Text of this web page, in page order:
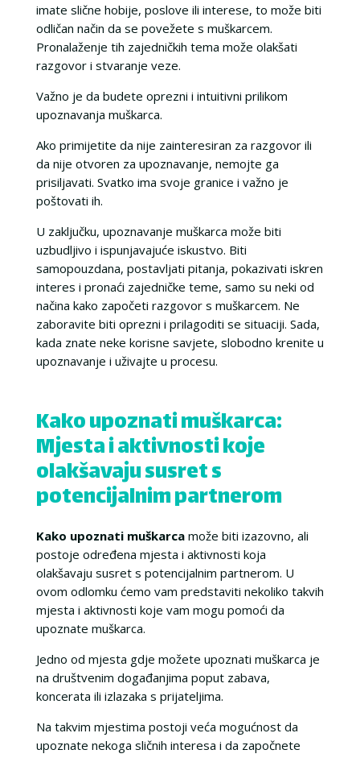
imate slične hobije, poslove ili interese, to može biti
odličan način da se povežete s muškarcem.
Pronalaženje tih zajedničkih tema može olakšati
razgovor i stvaranje veze.
Važno je da budete oprezni i intuitivni prilikom
upoznavanja muškarca.
Ako primijetite da nije zainteresiran za razgovor ili
da nije otvoren za upoznavanje, nemojte ga
prisiljavati. Svatko ima svoje granice i važno je
poštovati ih.
U zaključku, upoznavanje muškarca može biti
uzbudljivo i ispunjavajuće iskustvo. Biti
samopouzdana, postavljati pitanja, pokazivati iskren
interes i pronaći zajedničke teme, samo su neki od
načina kako započeti razgovor s muškarcem. Ne
zaboravite biti oprezni i prilagoditi se situaciji. Sada,
kada znate neke korisne savjete, slobodno krenite u
upoznavanje i uživajte u procesu.
Kako upoznati muškarca:
Mjesta i aktivnosti koje
olakšavaju susret s
potencijalnim partnerom
Kako upoznati muškarcamože biti izazovno, ali
postoje određena mjesta i aktivnosti koja
olakšavaju susret s potencijalnim partnerom. U
ovom odlomku ćemo vam predstaviti nekoliko takvih
mjesta i aktivnosti koje vam mogu pomoći da
upoznate muškarca.
Jedno od mjesta gdje možete upoznati muškarca je
na društvenim događanjima poput zabava,
koncerata ili izlazaka s prijateljima.
Na takvim mjestima postoji veća mogućnost da
upoznate nekoga sličnih interesa i da započnete